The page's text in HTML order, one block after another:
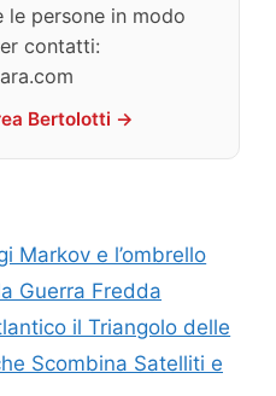
le persone in modo
contatti:
Bertolotti →
Markov e l’ombrello
Guerra Fredda
il Triangolo delle
Scombina Satelliti e